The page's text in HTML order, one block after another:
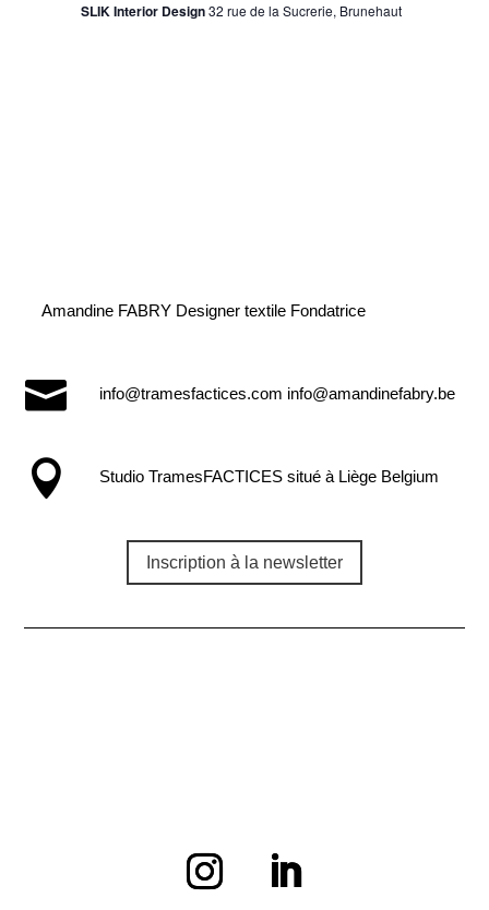
SLIK Interior Design32 rue de la Sucrerie, Brunehaut
Amandine FABRY Designer textile Fondatrice
 info@tramesfactices.com info@amandinefabry.be
 Studio TramesFACTICES situé à Liège Belgium
Inscription à la newsletter